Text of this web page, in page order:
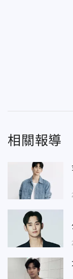
相關報導